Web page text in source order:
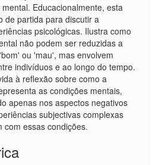
Educacionalmente, esta
de partida para discutir a
psicológicas. Ilustra como
não podem ser reduzidas a
ou 'mau', mas envolvem
indivíduos e ao longo do tempo.
à reflexão sobre como a
as condições mentais,
apenas nos aspectos negativos
subjectivas complexas
com essas condições.